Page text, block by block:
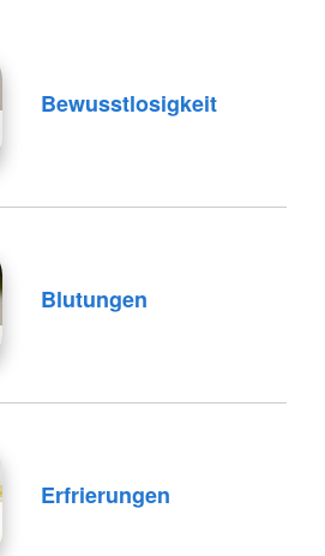
Bewusstlosigkeit
Blutungen
Erfrierungen